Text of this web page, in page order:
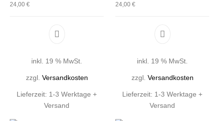
24,00 €
inkl. 19 % MwSt.
zzgl. Versandkosten
Lieferzeit: 1-3 Werktage +
Versand
24,00 €
inkl. 19 % MwSt.
zzgl. Versandkosten
Lieferzeit: 1-3 Werktage +
Versand